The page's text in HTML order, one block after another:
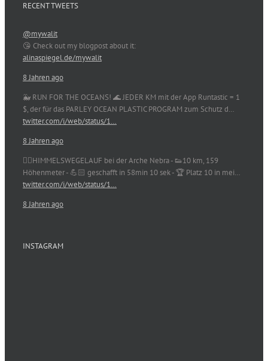
RECENT TWEETS
@mywalit
😘 Check out my blogpost about it:
alinaspiegel.de/mywalit
8 Jahren ago
🐳 RUN FOR THE OCEANS! 🌊 JEDER KM mit der App Runtastic = 1
$, der für das PARLEY OCEAN PLASTIC PROGRAM zum Schutz d…
twitter.com/i/web/status/1…
8 Jahren ago
🏃‍♀️HIMMELSWEGELAUF bei der Arche Nebra - 👟10 km, 159
Höhenmeter - 💪🏻 geschafft in 58min 10 sek - 🏆 Platz 10 in mei…
twitter.com/i/web/status/1…
8 Jahren ago
INSTAGRAM